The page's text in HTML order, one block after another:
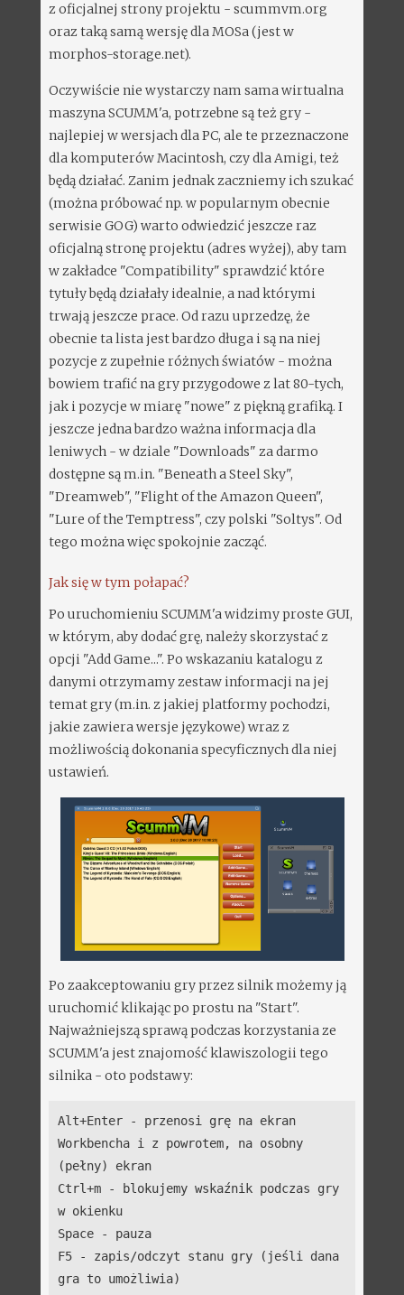
z oficjalnej strony projektu - scummvm.org
oraz taką samą wersję dla MOSa (jest w
morphos-storage.net).
Oczywiście nie wystarczy nam sama wirtualna
maszyna SCUMM'a, potrzebne są też gry -
najlepiej w wersjach dla PC, ale te przeznaczone
dla komputerów Macintosh, czy dla Amigi, też
będą działać. Zanim jednak zaczniemy ich szukać
(można próbować np. w popularnym obecnie
serwisie GOG) warto odwiedzić jeszcze raz
oficjalną stronę projektu (adres wyżej), aby tam
w zakładce "Compatibility" sprawdzić które
tytuły będą działały idealnie, a nad którymi
trwają jeszcze prace. Od razu uprzedzę, że
obecnie ta lista jest bardzo długa i są na niej
pozycje z zupełnie różnych światów - można
bowiem trafić na gry przygodowe z lat 80-tych,
jak i pozycje w miarę "nowe" z piękną grafiką. I
jeszcze jedna bardzo ważna informacja dla
leniwych - w dziale "Downloads" za darmo
dostępne są m.in. "Beneath a Steel Sky",
"Dreamweb", "Flight of the Amazon Queen",
"Lure of the Temptress", czy polski "Soltys". Od
tego można więc spokojnie zacząć.
Jak się w tym połapać?
Po uruchomieniu SCUMM'a widzimy proste GUI,
w którym, aby dodać grę, należy skorzystać z
opcji "Add Game...". Po wskazaniu katalogu z
danymi otrzymamy zestaw informacji na jej
temat gry (m.in. z jakiej platformy pochodzi,
jakie zawiera wersje językowe) wraz z
możliwością dokonania specyficznych dla niej
ustawień.
Po zaakceptowaniu gry przez silnik możemy ją
uruchomić klikając po prostu na "Start".
Najważniejszą sprawą podczas korzystania ze
SCUMM'a jest znajomość klawiszologii tego
silnika - oto podstawy:
Alt+Enter - przenosi grę na ekran
Workbencha i z powrotem, na osobny
(pełny) ekran
Ctrl+m - blokujemy wskaźnik podczas gry
w okienku
Space - pauza
F5 - zapis/odczyt stanu gry (jeśli dana
gra to umożliwia)